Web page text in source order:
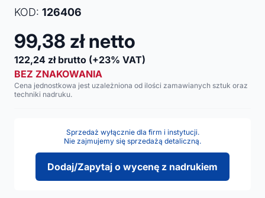
KOD: 126406
99,38 zł netto
122,24 zł brutto (+23% VAT)
BEZ ZNAKOWANIA
Cena jednostkowa jest uzależniona od ilości zamawianych sztuk oraz
techniki nadruku.
Sprzedaż wyłącznie dla firm i instytucji.
Nie zajmujemy się sprzedażą detaliczną.
Dodaj/Zapytaj o wycenę z nadrukiem